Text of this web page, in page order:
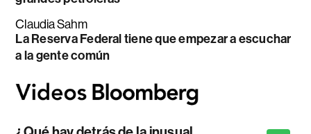
Claudia Sahm
La Reserva Federal tiene que empezar a escuchar
a la gente común